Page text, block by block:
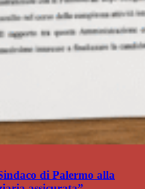
di Palermo alla